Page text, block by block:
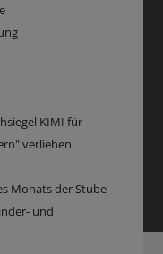
KIMI für
verliehen.
Monats der Stube
und